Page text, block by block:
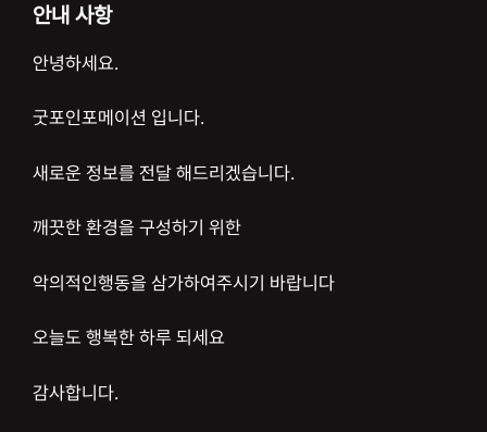
안내 사항
안녕하세요.
굿포인포메이션 입니다.
새로운 정보를 전달 해드리겠습니다.
깨끗한 환경을 구성하기 위한
악의적인행동을 삼가하여주시기 바랍니다
오늘도 행복한 하루 되세요
감사합니다.